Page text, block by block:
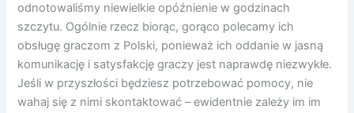
odnotowaliśmy niewielkie opóźnienie w godzinach
szczytu. Ogólnie rzecz biorąc, gorąco polecamy ich
obsługę graczom z Polski, ponieważ ich oddanie w jasną
komunikację i satysfakcję graczy jest naprawdę niezwykłe.
Jeśli w przyszłości będziesz potrzebować pomocy, nie
wahaj się z nimi skontaktować – ewidentnie zależy im im